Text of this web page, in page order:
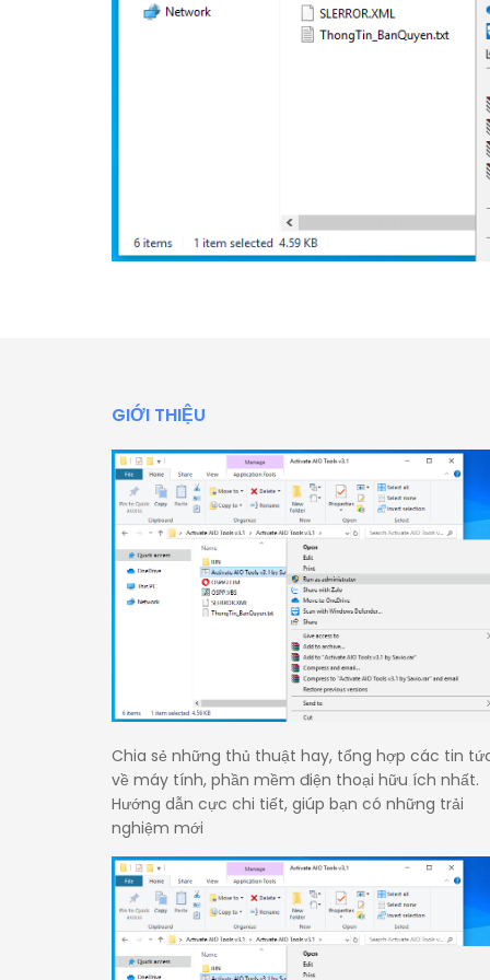
GIỚI THIỆU
Chia sẻ những thủ thuật hay, tổng hợp các tin
về máy tính, phần mềm điện thoại hữu ích nhất.
Hướng dẫn cực chi tiết, giúp bạn có những trải
nghiệm mới